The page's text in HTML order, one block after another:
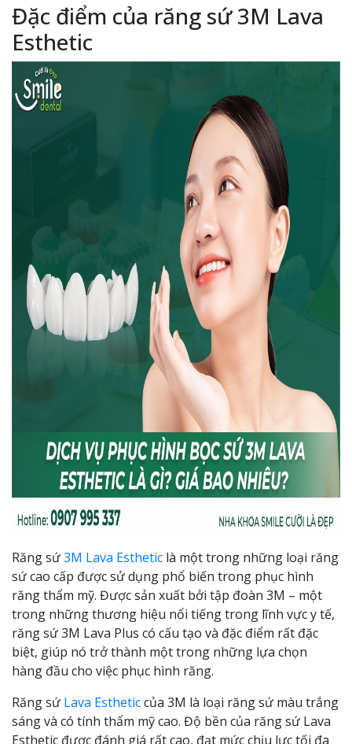
Đặc điểm của răng sứ 3M Lava
Esthetic
Răng sứ3M Lava Esthetic là một trong những loại răng
sứ cao cấp được sử dụng phổ biến trong phục hình
răng thẩm mỹ. Được sản xuất bởi tập đoàn 3M – một
trong những thương hiệu nổi tiếng trong lĩnh vực y tế,
răng sứ 3M Lava Plus có cấu tạo và đặc điểm rất đặc
biệt, giúp nó trở thành một trong những lựa chọn
hàng đầu cho việc phục hình răng.
Răng sứ Lava Estheticcủa 3M là loại răng sứ màu trắng
sáng và có tính thẩm mỹ cao. Độ bền của răng sứ Lava
Esthetic được đánh giá rất cao, đạt mức chịu lực tối đa